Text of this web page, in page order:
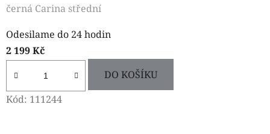
černá Carina střední
Odesilame do 24 hodin
2 199 Kč
DO KOŠÍKU
Kód: 111244